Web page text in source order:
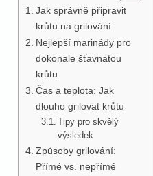
Jak správně připravit
krůtu na grilování
Nejlepší marinády pro
dokonale šťavnatou
krůtu
Čas a teplota: Jak
dlouho grilovat krůtu
Tipy pro skvělý
výsledek
Způsoby grilování:
Přímé vs. nepřímé